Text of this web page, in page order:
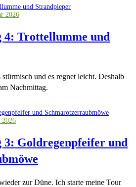
2026
4: Trottellumme und
und es regnet leicht. Deshalb
Nachmittag.
2026
3: Goldregenpfeifer und
zur Düne. Ich starte meine Tour